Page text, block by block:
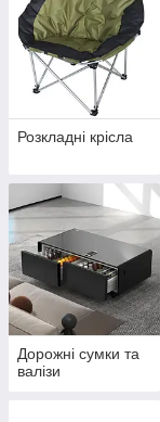
Розкладні крісла
Дорожні сумки та
валізи